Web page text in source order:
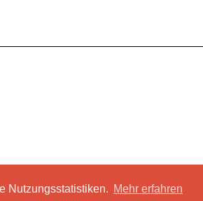
Nutzungsstatistiken. Mehr erfahren